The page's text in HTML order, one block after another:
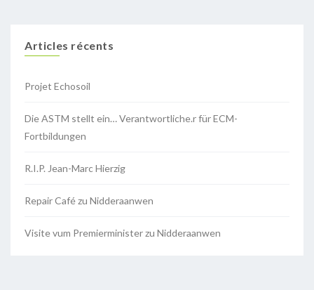
Articles récents
Projet Echosoil
Die ASTM stellt ein… Verantwortliche.r für ECM-
Fortbildungen
R.I.P. Jean-Marc Hierzig
Repair Café zu Nidderaanwen
Visite vum Premierminister zu Nidderaanwen